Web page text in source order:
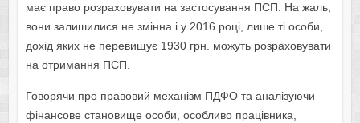
має право розраховувати на застосування ПСП. На жаль,
вони залишилися не змінна і у 2016 році, лише ті особи,
дохід яких не перевищує 1930 грн. можуть розраховувати
на отримання ПСП.
Говорячи про правовий механізм ПДФО та аналізуючи
фінансове становище особи, особливо працівника,